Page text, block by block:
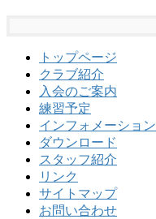
トップページ
クラブ紹介
入会のご案内
練習予定
インフォメーション
ダウンロード
スタッフ紹介
リンク
サイトマップ
お問い合わせ